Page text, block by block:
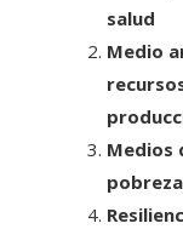
salud
Medio
Medios